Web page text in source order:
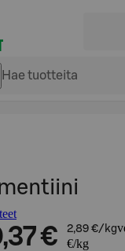
€ 2,89 €/kg
€/kg